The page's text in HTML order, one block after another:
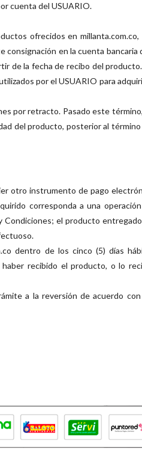
cuenta del USUARIO.
ofrecidos en millanta.com.co,
consignación en la cuenta bancaria
de la fecha de recibo del
por el USUARIO para
por retracto. Pasado este
del producto, posterior al término
otro instrumento de pago
corresponda a una
Condiciones; el producto
dentro de los cinco (5) días
recibido el producto, o lo
a la reversión de acuerdo con